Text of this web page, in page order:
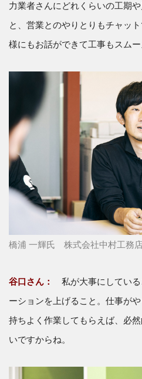
力業者さんにどれくらいの工期
と、営業とのやりとりもチャッ
様にもお話ができて工事もスムー
橋浦 一輝氏 株式会社中村工務
谷口さん： 私が大事にしてい
ーションを上げること。仕事が
持ちよく作業してもらえば、必
いですからね。